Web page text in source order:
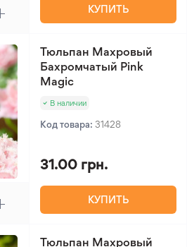
КУПИТЬ
Тюльпан Махровый
Бахромчатый Pink
Magic
В наличии
Код товара: 31428
31.00 грн.
КУПИТЬ
Тюльпан Махровый